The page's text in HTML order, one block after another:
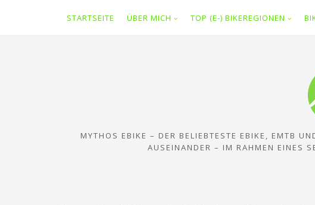
STARTSEITE ÜBER MICH TOP (E-) BIKEREGIONEN
MYTHOS EBIKE – DER BELIEBTESTE EBIKE, EMTB
AUSEINANDER – IM RAHMEN EINES